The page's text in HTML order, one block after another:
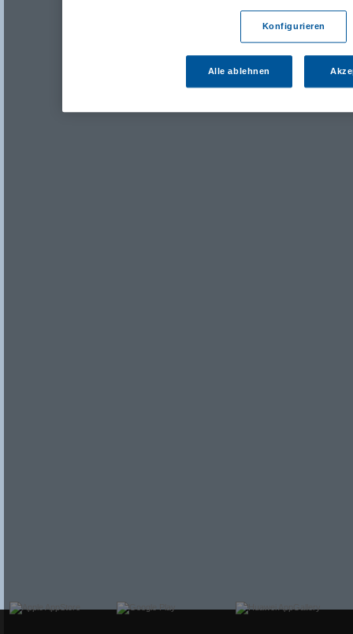
Konfigurieren
Alle ablehnen